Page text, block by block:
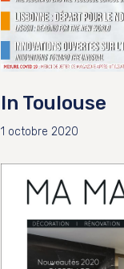
In Toulouse
1 octobre 2020